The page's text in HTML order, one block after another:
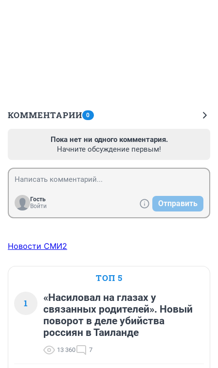
КОММЕНТАРИИ 0
Пока нет ни одного комментария.
Начните обсуждение первым!
Гость
Войти
Отправить
Новости СМИ2
ТОП 5
1
«Насиловал на глазах у
связанных родителей». Новый
поворот в деле убийства
россиян в Таиланде
13 360 7